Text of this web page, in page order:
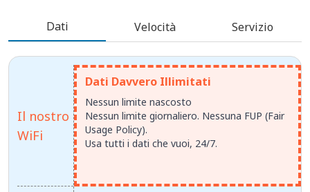
Dati Velocità Servizio
Il nostro
WiFi
Dati Davvero Illimitati
Nessun limite nascosto
Nessun limite giornaliero. Nessuna FUP (Fair
Usage Policy).
Usa tutti i dati che vuoi, 24/7.